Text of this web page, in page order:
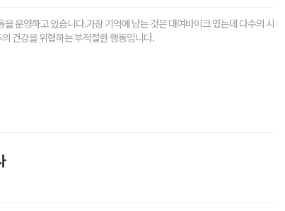
운영하고 있습니다.가장 기억에 남는 것은 대여바이크 였는데 다수의 시
건강을 위협하는 부적절한 행동입니다.